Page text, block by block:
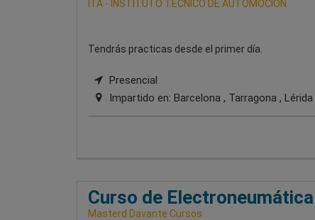
ITA - INSTITUTO TÉCNICO DE AUTOMOCIÓN
Tendrás practicas desde el primer día.
Presencial
Impartido en: Barcelona , Tarragona , Lérida
Curso de Electroneumática
Masterd Davante Cursos